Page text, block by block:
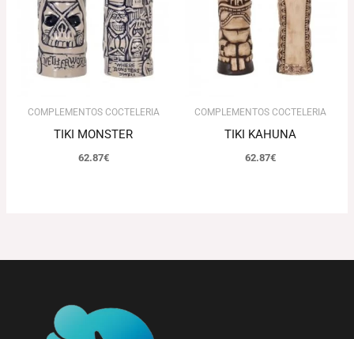
COMPLEMENTOS COCTELERIA
TIKI MONSTER
62.87€
COMPLEMENTOS COCTELERIA
TIKI KAHUNA
62.87€